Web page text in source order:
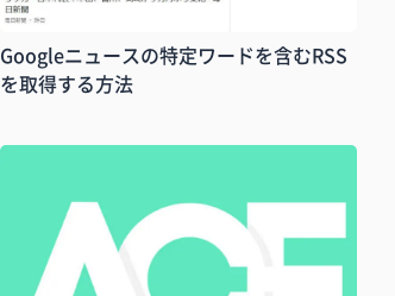
Googleニュースの特定ワードを含むRSS
を取得する方法